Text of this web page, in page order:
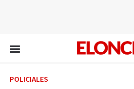
POLICIALES